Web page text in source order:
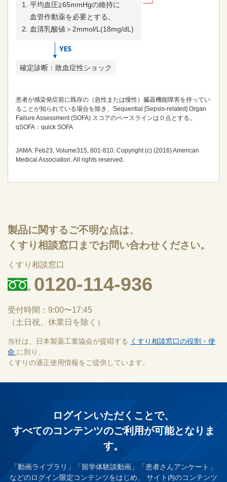
平均血圧≧65mmHgの維持に
血管作動薬を必要とする。
血清乳酸値＞2mmol/L(18mg/dL)
確定診断：敗血症性ショック
患者が感染発症前に既存の（急性または慢性）臓器機能障害を持ってい
ることが知られている場合を除き、Sequential [Sepsis-related] Organ
Failure Assessment (SOFA) スコアのベースラインは０点とする。
qSOFA：quick SOFA
JAMA. Feb23, Volume315, 801-810. Copyright (c) (2016) American
Medical Association. All rights reserved.
製品に関するご不明な点は、
くすり相談窓口までお問い合わせください。
くすり相談窓口
0120-114-936
受付時間：9:00〜17:45
（土日祝、休業日を除く）
当社は、日本製薬工業協会が提唱する くすり相談窓口の役割・使
命 に則り、
くすりの適正使用情報をご提供しています。
ログインいただくことで、
すべてのコンテンツのご利⽤が可能となりま
す。
「動画ライブラリ」「留学体験談動画」「患者さんアンケート」
などのログイン限定コンテンツをはじめ、
サイト内のコンテンツ